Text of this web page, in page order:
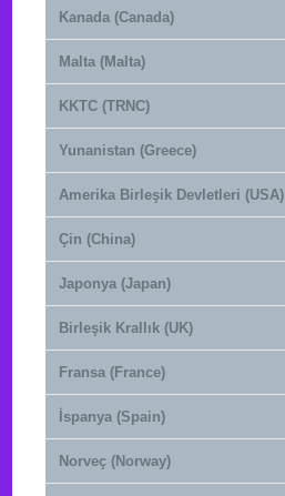
Kanada (Canada)
Malta (Malta)
KKTC (TRNC)
Yunanistan (Greece)
Amerika Birleşik Devletleri (USA)
Çin (China)
Japonya (Japan)
Birleşik Krallık (UK)
Fransa (France)
İspanya (Spain)
Norveç (Norway)